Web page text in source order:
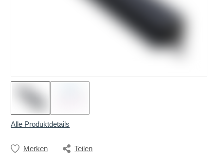
Alle Produktdetails
Merken Teilen